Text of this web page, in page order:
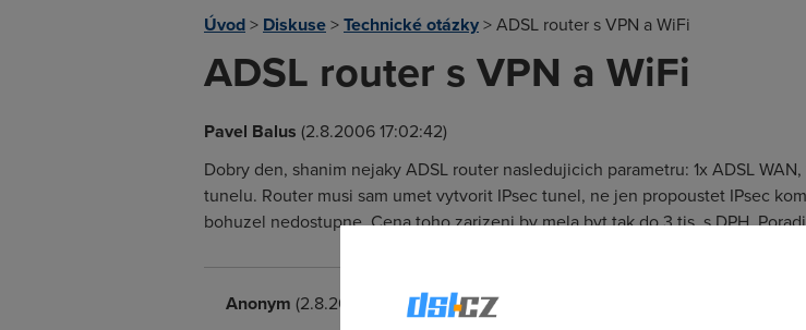
Úvod> Diskuse>Technické otázky>ADSL router s VPN a WiFi
ADSL router s VPN a WiFi
Pavel Balus (2.8.2006 17:02:42)
Dobry den, shanim nejaky ADSL router nasledujicich parametru: 1x ADSL
tunelu. Router musi sam umet vytvorit IPsec tunel, ne jen propoustet IPsec
bohuzel nedostupne. Cena toho zarizeni by mela byt tak do 3 tis. s DPH.
Anonym (2.8.2006 17:11:49)